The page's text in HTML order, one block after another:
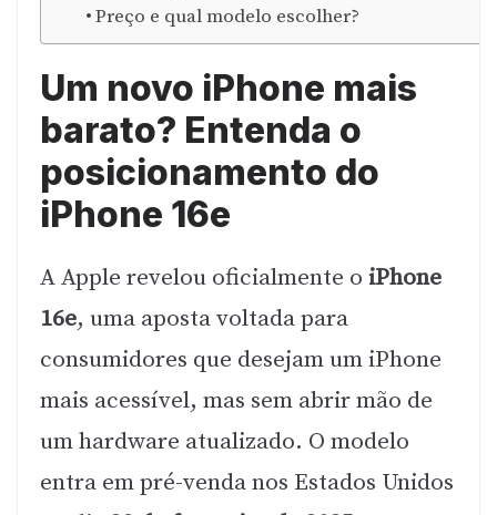
Preço e qual modelo escolher?
Um novo iPhone mais
barato? Entenda o
posicionamento do
iPhone 16e
A Apple revelou oficialmente o iPhone
16e, uma aposta voltada para
consumidores que desejam um iPhone
mais acessível, mas sem abrir mão de
um hardware atualizado. O modelo
entra em pré-venda nos Estados Unidos